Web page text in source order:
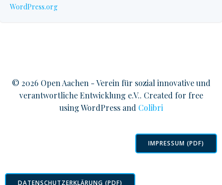
WordPress.org
© 2026 Open Aachen - Verein für sozial innovative und
verantwortliche Entwicklung e.V.. Created for free
using WordPress and Colibri
IMPRESSUM (PDF)
DATENSCHUTZERKLÄRUNG (PDF)